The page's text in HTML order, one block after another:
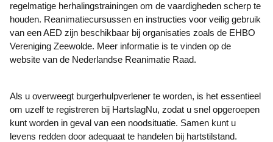
regelmatige herhalingstrainingen om de vaardigheden scherp te
houden. Reanimatiecursussen en instructies voor veilig gebruik
van een AED zijn beschikbaar bij organisaties zoals de EHBO
Vereniging Zeewolde. Meer informatie is te vinden op de
website van de Nederlandse Reanimatie Raad.
Als u overweegt burgerhulpverlener te worden, is het essentieel
om uzelf te registreren bij HartslagNu, zodat u snel opgeroepen
kunt worden in geval van een noodsituatie. Samen kunt u
levens redden door adequaat te handelen bij hartstilstand.